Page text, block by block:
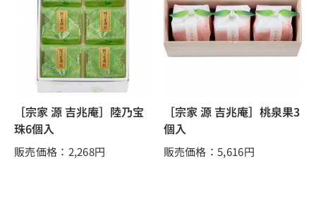
［宗家 源 吉兆庵］陸乃宝
珠6個入
販売価格：2,268円
［宗家 源 吉兆庵］桃泉果3
個入
販売価格：5,616円